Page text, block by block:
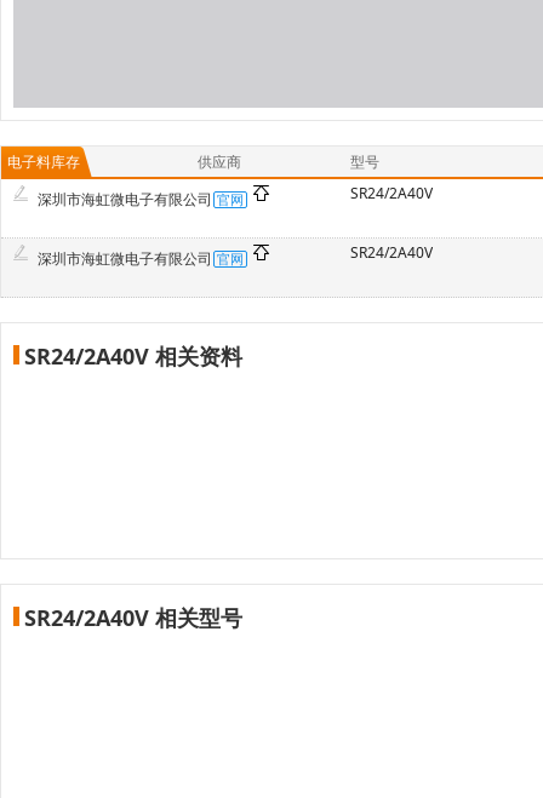
电子料库存 供应商
型号
深圳市海虹微电子有限公司
SR24/2A40V
深圳市海虹微电子有限公司 SR24/2A40V
SR24/2A40V 相关资料
SR24/2A40V 相关型号